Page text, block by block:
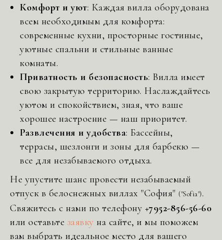
Комфорт и уют: Каждая вилла оборудована
всем необходимым для комфорта:
современные кухни, просторные гостиные,
уютные спальни и стильные ванные
комнаты.
Приватность и безопасность: Вилла имеет
свою закрытую территорию. Наслаждайтесь
уютом и спокойствием, зная, что ваше
хорошее настроение — наш приоритет.
Развлечения и удобства: Бассейны,
террасы, шезлонги и зоны для барбекю —
все для незабываемого отдыха.
Не упустите шанс провести незабываемый
отпуск в белоснежных виллах "София" ("Sofia").
Свяжитесь с нами по телефону +7952-856-56-60
или оставьте заявку на сайте, и мы поможем
вам выбрать идеальное место для вашего